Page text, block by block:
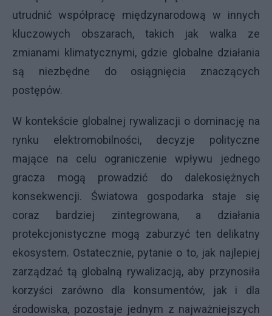
utrudnić współpracę międzynarodową w innych
kluczowych obszarach, takich jak walka ze
zmianami klimatycznymi, gdzie globalne działania
są niezbędne do osiągnięcia znaczących
postępów.
W kontekście globalnej rywalizacji o dominację na
rynku elektromobilności, decyzje polityczne
mające na celu ograniczenie wpływu jednego
gracza mogą prowadzić do dalekosiężnych
konsekwencji. Światowa gospodarka staje się
coraz bardziej zintegrowana, a działania
protekcjonistyczne mogą zaburzyć ten delikatny
ekosystem. Ostatecznie, pytanie o to, jak najlepiej
zarządzać tą globalną rywalizacją, aby przynosiła
korzyści zarówno dla konsumentów, jak i dla
środowiska, pozostaje jednym z najważniejszych